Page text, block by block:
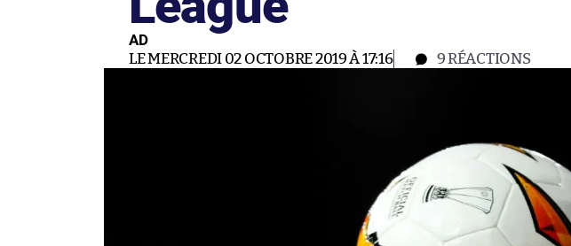
AD
LE MERCREDI 02 OCTOBRE 2019 À 17:16 9RÉACTIONS